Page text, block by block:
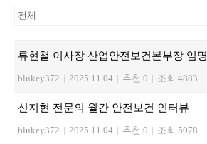
류현철 이사장 산업안전보건본부장 임명
blukey372 | 2025.11.04 | 추천 0 | 조회 4883
신지현 전문의 월간 안전보건 인터뷰
blukey372 | 2025.11.04 | 추천 0 | 조회 5078